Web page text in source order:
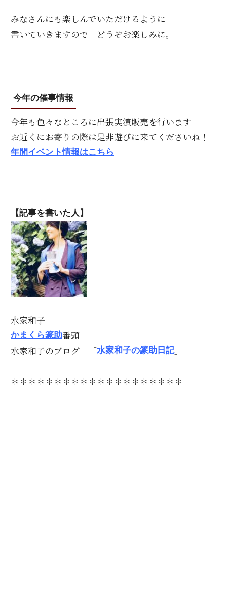
みなさんにも楽しんでいただけるように
書いていきますので どうぞお楽しみに。
今年の催事情報
今年も色々なところに出張実演販売を行います
お近くにお寄りの際は是非遊びに来てくださいね！
年間イベント情報はこちら
【記事を書いた人】
水家和子
かまくら篆助番頭
水家和子のブログ 「水家和子の篆助日記」
＊＊＊＊＊＊＊＊＊＊＊＊＊＊＊＊＊＊＊＊